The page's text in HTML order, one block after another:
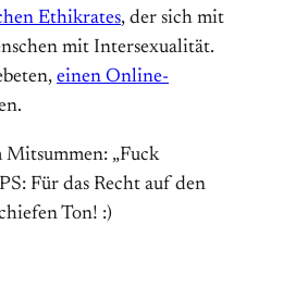
Ethikrates, der sich mit
mit Intersexualität.
einen Online-
Mitsummen: „Fuck
Für das Recht auf den
Ton! :)